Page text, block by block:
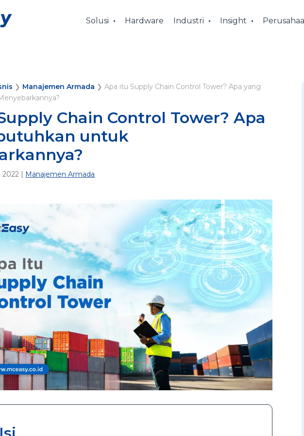
Solusi Hardware Industri Insight
❯ Manajemen Armada ❯Apa itu Supply Chain Control Tower? Apa yang
Chain Control Tower? Apa
untuk
2022 | Manajemen Armada